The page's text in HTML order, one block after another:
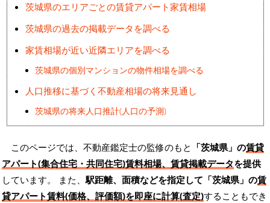
茨城県のエリアごとの賃貸アパート家賃相場
茨城県の過去の掲載データを調べる
家賃相場が近い近隣エリアを調べる
茨城県の個別マンションの物件相場を調べる
人口推移に基づく不動産相場の将来見通し
茨城県の将来人口推計(人口の予測)
このページでは、不動産鑑定士の監修のもと 「茨城県」の賃貸
アパート(集合住宅・共同住宅)賃料相場、賃貸掲載データを提供
しています。 また、駅距離、面積などを指定して「茨城県」の賃
貸アパート賃料(価格、評価額)を即座に計算(査定)することもでき